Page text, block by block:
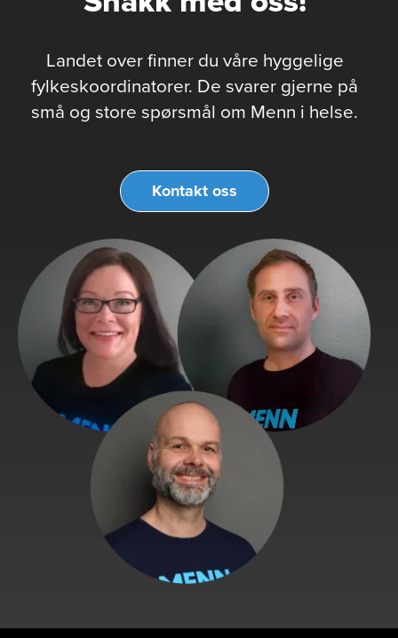
Landet over finner du våre hyggelige
fylkeskoordinatorer. De svarer gjerne på
små og store spørsmål om Menn i helse.
Kontakt oss